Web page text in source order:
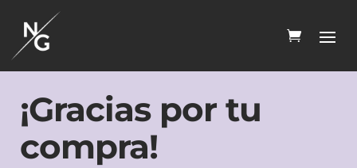
¡Gracias por tu
compra!